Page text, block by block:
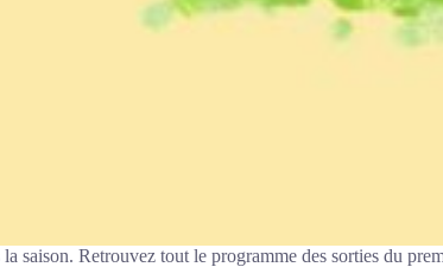
saison. Retrouvez tout le programme des sorties du